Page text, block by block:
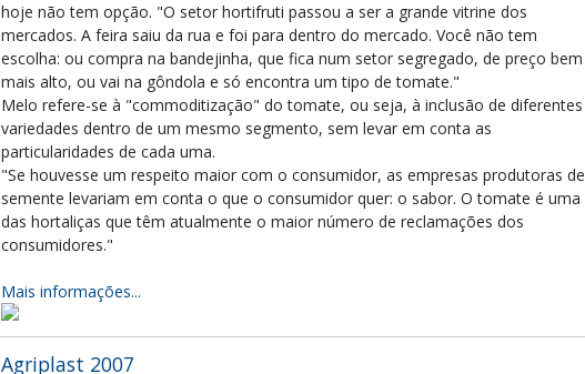
hoje não tem opção. "O setor hortifruti passou a ser a grande vitrine dos
mercados. A feira saiu da rua e foi para dentro do mercado. Você não tem
escolha: ou compra na bandejinha, que fica num setor segregado, de preço bem
mais alto, ou vai na gôndola e só encontra um tipo de tomate."
Melo refere-se à "commoditização" do tomate, ou seja, à inclusão de diferentes
variedades dentro de um mesmo segmento, sem levar em conta as
particularidades de cada uma.
"Se houvesse um respeito maior com o consumidor, as empresas produtoras de
semente levariam em conta o que o consumidor quer: o sabor. O tomate é uma
das hortaliças que têm atualmente o maior número de reclamações dos
consumidores."
Mais informações...
Agriplast 2007